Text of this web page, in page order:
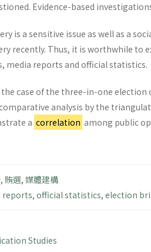
Evidence-based
is a sensitive issue as well as a
recently. Thus, it is worthwhile to
media reports and official statistics.
case of the three-in-one election
analysis by the
a correlation among public
, 賄選, 媒體建構
reports, official statistics, election
Studies